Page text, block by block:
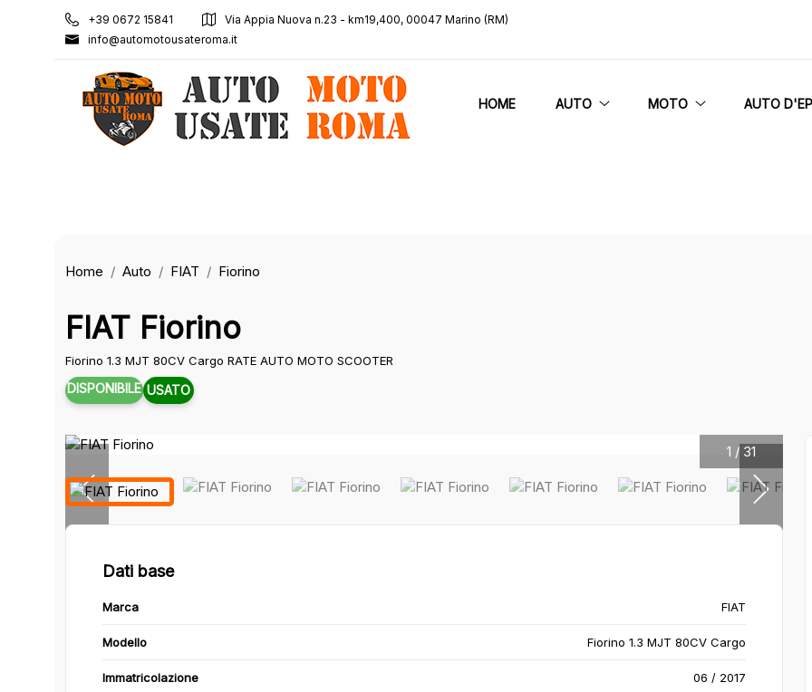
+39 0672 15841
Via Appia Nuova n.23 - km19,400, 00047 Marino (RM)
info@automotousateroma.it
HOME AUTO MOTO AUTO
Home Auto FIAT Fiorino
FIAT Fiorino
Fiorino 1.3 MJT 80CV Cargo RATE AUTO MOTO SCOOTER
DISPONIBILE USATO
1 / 31
Dati base
Marca FIAT
Modello Fiorino 1.3 MJT 80CV Cargo
Immatricolazione 06 / 2017